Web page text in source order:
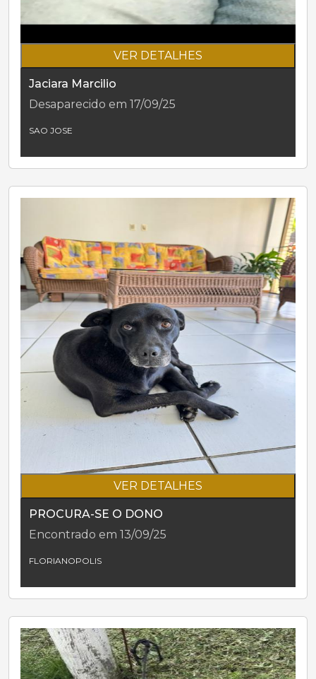
VER DETALHES
Jaciara Marcilio
Desaparecido em 17/09/25
SAO JOSE
VER DETALHES
PROCURA-SE O DONO
Encontrado em 13/09/25
FLORIANOPOLIS